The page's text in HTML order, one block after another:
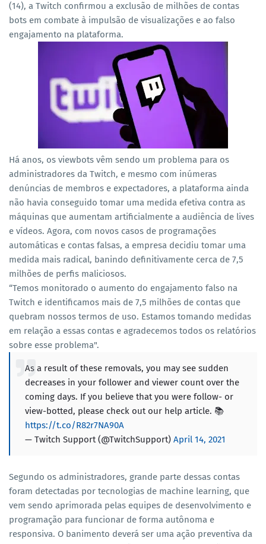
(14), a Twitch confirmou a exclusão de milhões de contas
bots em combate à impulsão de visualizações e ao falso
engajamento na plataforma.
Há anos, os viewbots vêm sendo um problema para os
administradores da Twitch, e mesmo com inúmeras
denúncias de membros e expectadores, a plataforma ainda
não havia conseguido tomar uma medida efetiva contra as
máquinas que aumentam artificialmente a audiência de lives
e vídeos. Agora, com novos casos de programações
automáticas e contas falsas, a empresa decidiu tomar uma
medida mais radical, banindo definitivamente cerca de 7,5
milhões de perfis maliciosos.
“Temos monitorado o aumento do engajamento falso na
Twitch e identificamos mais de 7,5 milhões de contas que
quebram nossos termos de uso. Estamos tomando medidas
em relação a essas contas e agradecemos todos os relatórios
sobre esse problema".
As a result of these removals, you may see sudden
decreases in your follower and viewer count over the
coming days. If you believe that you were follow- or
view-botted, please check out our help article. 📚
https://t.co/R82r7NA90A
— Twitch Support (@TwitchSupport) April 14, 2021
Segundo os administradores, grande parte dessas contas
foram detectadas por tecnologias de machine learning, que
vem sendo aprimorada pelas equipes de desenvolvimento e
programação para funcionar de forma autônoma e
responsiva. O banimento deverá ser uma ação preventiva da